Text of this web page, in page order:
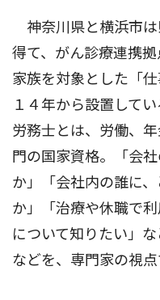
神奈川県と横浜市は
得て、がん診療連携
家族を対象とした「
１４年から設置して
労務士とは、労働、
門の国家資格。「会
か」「会社内の誰に
か」「治療や休職で
について知りたい」
などを、専門家の視点